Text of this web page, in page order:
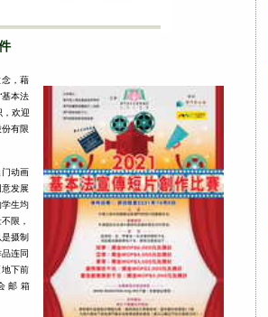
，藉
本法
，欢迎
有限
动画
发展
生均
限，
摄制
连同
下前
邮箱